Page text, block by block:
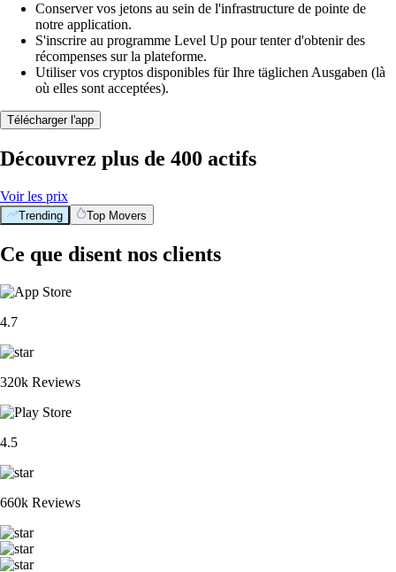
Conserver vos jetons au sein de l'infrastructure de pointe de
notre application.
S'inscrire au programme Level Up pour tenter d'obtenir des
récompenses sur la plateforme.
Utiliser vos cryptos disponibles für Ihre täglichen Ausgaben (là
où elles sont acceptées).
Télécharger l'app
Découvrez plus de 400 actifs
Voir les prix
Trending Top Movers
Ce que disent nos clients
4.7
320k Reviews
4.5
660k Reviews